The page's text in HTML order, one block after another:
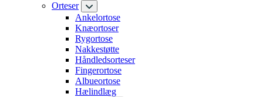
Orteser
Ankelortose
Knæortoser
Rygortose
Nakkestøtte
Håndledsorteser
Fingerortose
Albueortose
Hælindlæg